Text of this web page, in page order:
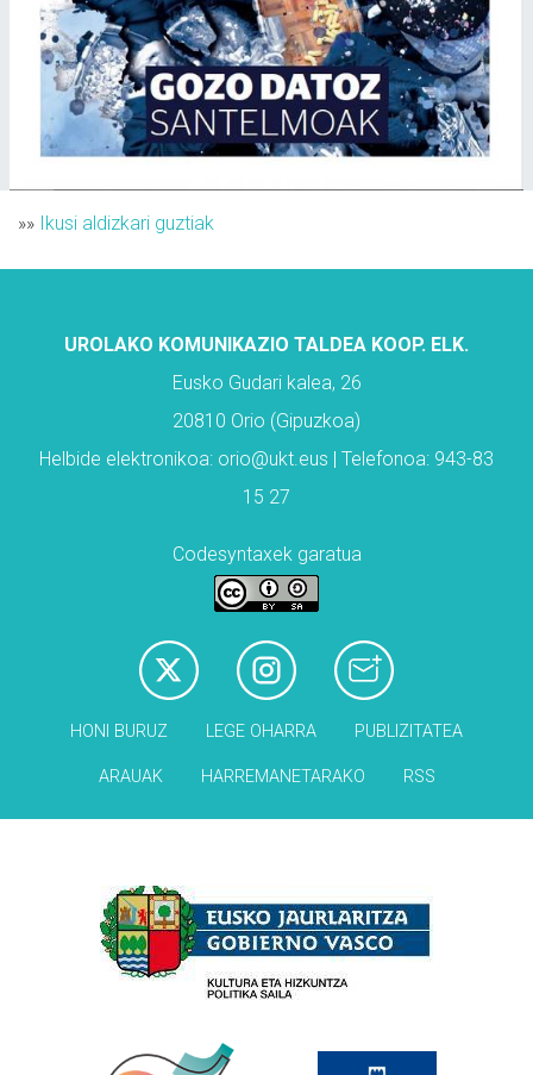
»» Ikusi aldizkari guztiak
UROLAKO KOMUNIKAZIO TALDEA KOOP. ELK.
Eusko Gudari kalea, 26
20810 Orio (Gipuzkoa)
Helbide elektronikoa: orio@ukt.eus | Telefonoa: 943-83
15 27
Codesyntaxek garatua
HONI BURUZ LEGE OHARRA PUBLIZITATEA
ARAUAK HARREMANETARAKO RSS